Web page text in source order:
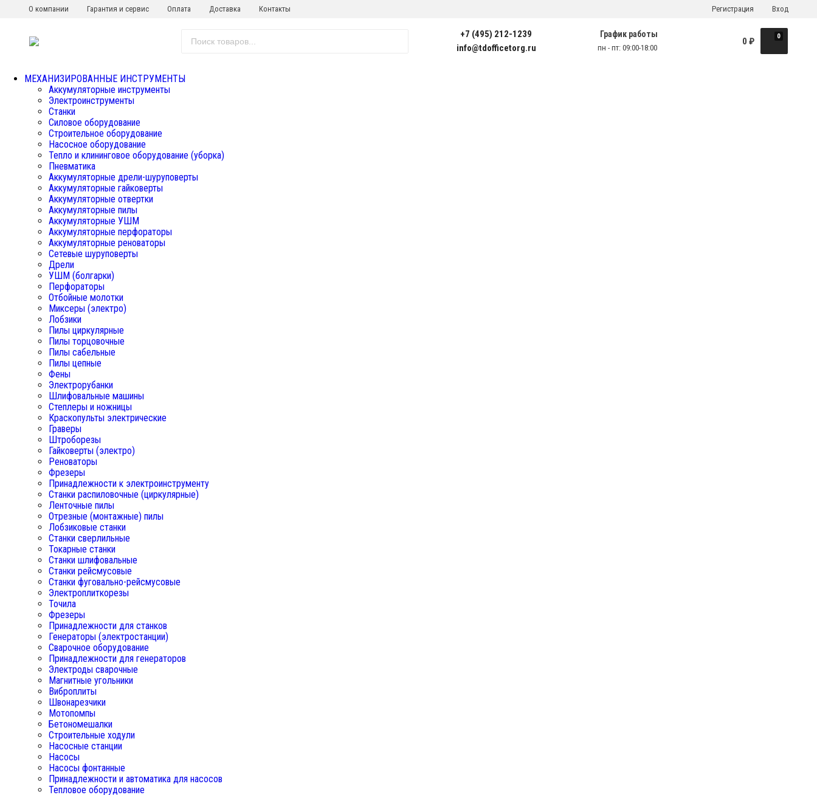
О компании Гарантия и сервис Оплата Доставка Контакты Регистрация Вход
+7 (495) 212-1239
info@tdofficetorg.ru
График работы
пн - пт: 09:00-18:00
0
0 ₽
МЕХАНИЗИРОВАННЫЕ ИНСТРУМЕНТЫ
Аккумуляторные инструменты
Электроинструменты
Станки
Силовое оборудование
Строительное оборудование
Насосное оборудование
Тепло и клининговое оборудование (уборка)
Пневматика
Аккумуляторные дрели-шуруповерты
Аккумуляторные гайковерты
Аккумуляторные отвертки
Аккумуляторные пилы
Аккумуляторные УШМ
Аккумуляторные перфораторы
Аккумуляторные реноваторы
Сетевые шуруповерты
Дрели
УШМ (болгарки)
Перфораторы
Отбойные молотки
Миксеры (электро)
Лобзики
Пилы циркулярные
Пилы торцовочные
Пилы сабельные
Пилы цепные
Фены
Электрорубанки
Шлифовальные машины
Степлеры и ножницы
Краскопульты электрические
Граверы
Штроборезы
Гайковерты (электро)
Реноваторы
Фрезеры
Принадлежности к электроинструменту
Станки распиловочные (циркулярные)
Ленточные пилы
Отрезные (монтажные) пилы
Лобзиковые станки
Станки сверлильные
Токарные станки
Станки шлифовальные
Станки рейсмусовые
Станки фуговально-рейсмусовые
Электроплиткорезы
Точила
Фрезеры
Принадлежности для станков
Генераторы (электростанции)
Сварочное оборудование
Принадлежности для генераторов
Электроды сварочные
Магнитные угольники
Виброплиты
Швонарезчики
Мотопомпы
Бетономешалки
Строительные ходули
Насосные станции
Насосы
Насосы фонтанные
Принадлежности и автоматика для насосов
Тепловое оборудование